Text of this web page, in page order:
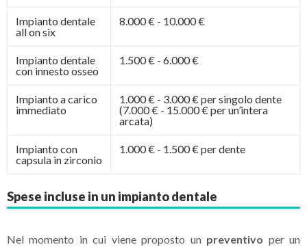
Impianto dentale
all on six
8.000 € - 10.000 €
Impianto dentale
con innesto osseo
1.500 € - 6.000 €
Impianto a carico
immediato
1.000 € - 3.000 € per singolo dente
(7.000 € - 15.000 € per un’intera
arcata)
Impianto con
capsula in zirconio
1.000 € - 1.500 € per dente
Spese incluse in un impianto dentale
Nel momento in cui viene proposto un preventivo per un